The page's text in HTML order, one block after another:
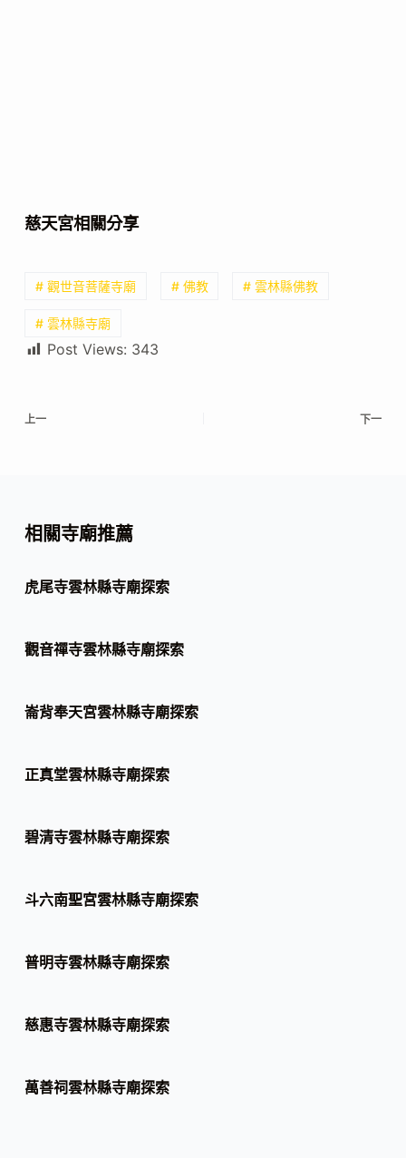
慈天宮相關分享
# 觀世音菩薩寺廟 # 佛教 # 雲林縣佛教
# 雲林縣寺廟
Post Views: 343
上一 下一
相關寺廟推薦
虎尾寺雲林縣寺廟探索
觀音禪寺雲林縣寺廟探索
崙背奉天宮雲林縣寺廟探索
正真堂雲林縣寺廟探索
碧清寺雲林縣寺廟探索
斗六南聖宮雲林縣寺廟探索
普明寺雲林縣寺廟探索
慈惠寺雲林縣寺廟探索
萬善祠雲林縣寺廟探索